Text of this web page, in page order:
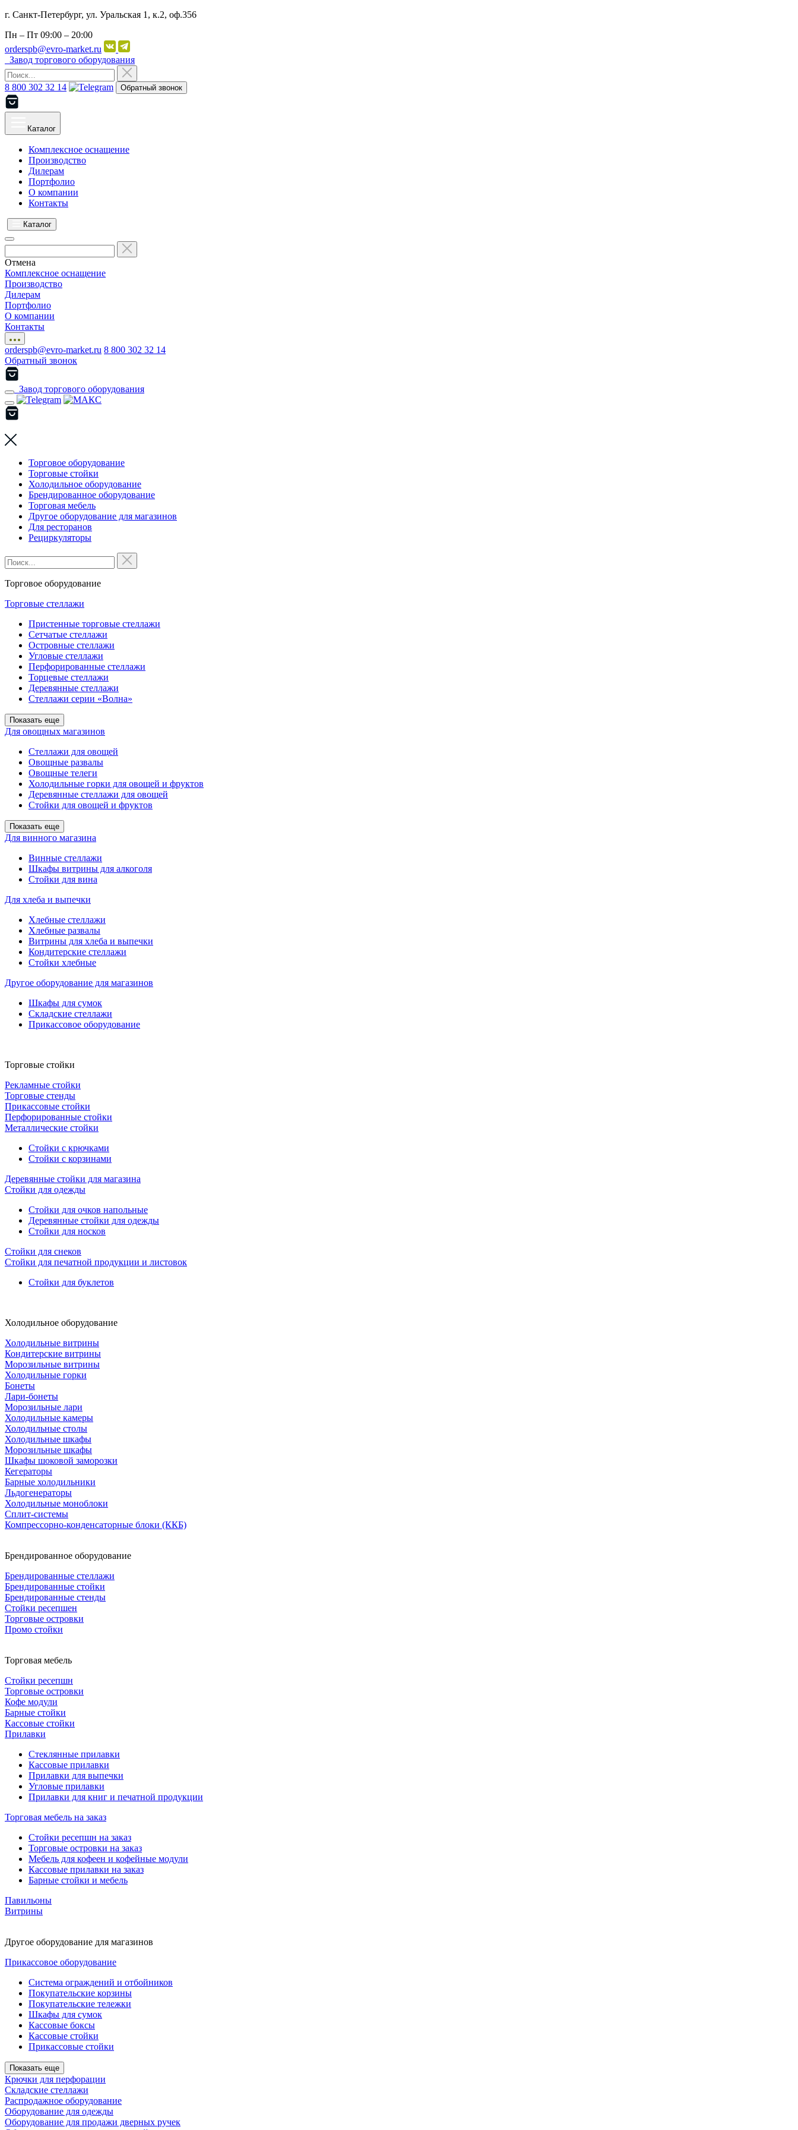
г. Санкт-Петербург, ул. Уральская 1, к.2, оф.356
Пн – Пт 09:00 – 20:00
orderspb@evro-market.ru
Завод торгового оборудования
8 800 302 32 14 Обратный звонок
Каталог
Комплексное оснащение
Производство
Дилерам
Портфолио
О компании
Контакты
Каталог
Отмена
Комплексное оснащение
Производство
Дилерам
Портфолио
О компании
Контакты
orderspb@evro-market.ru 8 800 302 32 14
Обратный звонок
Завод торгового оборудования
Торговое оборудование
Торговые стойки
Холодильное оборудование
Брендированное оборудование
Торговая мебель
Другое оборудование для магазинов
Для ресторанов
Рециркуляторы
Торговое оборудование
Торговые стеллажи
Пристенные торговые стеллажи
Сетчатые стеллажи
Островные стеллажи
Угловые стеллажи
Перфорированные стеллажи
Торцевые стеллажи
Деревянные стеллажи
Стеллажи серии «Волна»
Показать еще
Для овощных магазинов
Стеллажи для овощей
Овощные развалы
Овощные телеги
Холодильные горки для овощей и фруктов
Деревянные стеллажи для овощей
Стойки для овощей и фруктов
Показать еще
Для винного магазина
Винные стеллажи
Шкафы витрины для алкоголя
Стойки для вина
Для хлеба и выпечки
Хлебные стеллажи
Хлебные развалы
Витрины для хлеба и выпечки
Кондитерские стеллажи
Стойки хлебные
Другое оборудование для магазинов
Шкафы для сумок
Складские стеллажи
Прикассовое оборудование
Торговые стойки
Рекламные стойки
Торговые стенды
Прикассовые стойки
Перфорированные стойки
Металлические стойки
Стойки с крючками
Стойки с корзинами
Деревянные стойки для магазина
Стойки для одежды
Стойки для очков напольные
Деревянные стойки для одежды
Стойки для носков
Стойки для снеков
Стойки для печатной продукции и листовок
Стойки для буклетов
Холодильное оборудование
Холодильные витрины
Кондитерские витрины
Морозильные витрины
Холодильные горки
Бонеты
Лари-бонеты
Морозильные лари
Холодильные камеры
Холодильные столы
Холодильные шкафы
Морозильные шкафы
Шкафы шоковой заморозки
Кегераторы
Барные холодильники
Льдогенераторы
Холодильные моноблоки
Сплит-системы
Компрессорно-конденсаторные блоки (ККБ)
Брендированное оборудование
Брендированные стеллажи
Брендированные стойки
Брендированные стенды
Стойки ресепшен
Торговые островки
Промо стойки
Торговая мебель
Стойки ресепшн
Торговые островки
Кофе модули
Барные стойки
Кассовые стойки
Прилавки
Стеклянные прилавки
Кассовые прилавки
Прилавки для выпечки
Угловые прилавки
Прилавки для книг и печатной продукции
Торговая мебель на заказ
Стойки ресепшн на заказ
Торговые островки на заказ
Мебель для кофеен и кофейные модули
Кассовые прилавки на заказ
Барные стойки и мебель
Павильоны
Витрины
Другое оборудование для магазинов
Прикассовое оборудование
Система ограждений и отбойников
Покупательские корзины
Покупательские тележки
Шкафы для сумок
Кассовые боксы
Кассовые стойки
Прикассовые стойки
Показать еще
Крючки для перфорации
Складские стеллажи
Распродажное оборудование
Оборудование для одежды
Оборудование для продажи дверных ручек